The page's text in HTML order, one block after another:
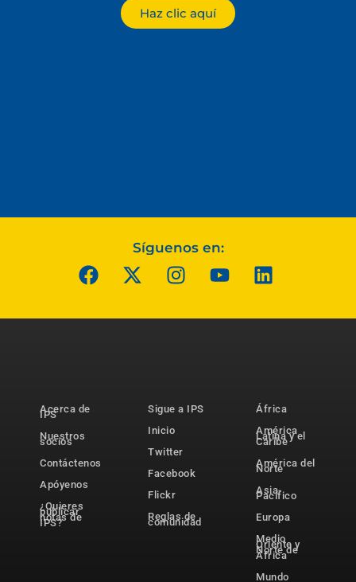
Haz clic aquí
Síguenos en:
Acerca de
IPS
Nuestros
socios
Contáctenos
Apóyenos
¿Quieres
publicar
notas de
IPS?
Sigue a IPS
Inicio
Twitter
Facebook
Flickr
Reglas de
comunidad
África
América
Latina y el
Caribe
América del
Norte
Asia-
Pacífico
Europa
Medio
Oriente y
Norte de
África
Mundo